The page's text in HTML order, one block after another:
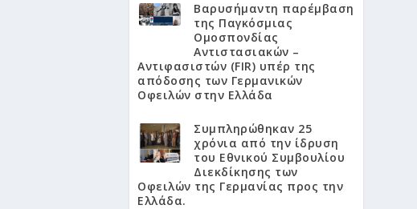
Βαρυσήμαντη παρέμβαση
της Παγκόσμιας
Ομοσπονδίας
Αντιστασιακών –
Αντιφασιστών (FIR) υπέρ της
απόδοσης των Γερμανικών
Οφειλών στην Ελλάδα
Συμπληρώθηκαν 25
χρόνια από την ίδρυση
του Εθνικού Συμβουλίου
Διεκδίκησης των
Οφειλών της Γερμανίας προς την
Ελλάδα.